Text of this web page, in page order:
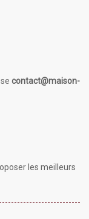
contact@maison-
les meilleurs